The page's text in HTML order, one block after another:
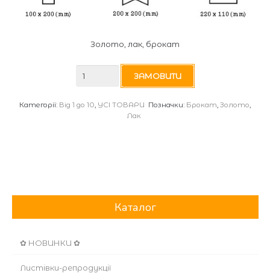
Золото, лак, брокат
E-
кількість
ЗАМОВИТИ
Категорії: Від 1 до 10, УСІ ТОВАРИ Позначки: Брокат,Золото,
Лак
Каталог
✿ НОВИНКИ ✿
Листівки-репродукції